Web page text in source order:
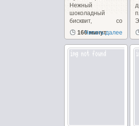
Нежный
шоколадный
бисквит, со
сметанным
кремом...
160 минут
Читать далее